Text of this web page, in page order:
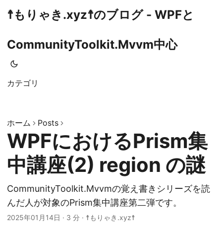
☨もりゃき.xyz☨のブログ - WPFと
CommunityToolkit.Mvvm中心
カテゴリ
ホーム Posts
WPFにおけるPrism集
中講座(2) region の謎
CommunityToolkit.Mvvmの覚え書きシリーズを読
んだ人が対象のPrism集中講座第二弾です。
2025年01月14日 · 3 分 · ☨もりゃき.xyz☨